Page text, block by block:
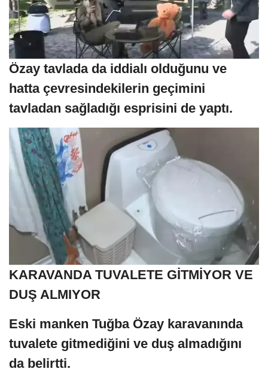
Özay tavlada da iddialı olduğunu ve
hatta çevresindekilerin geçimini
tavladan sağladığı esprisini de yaptı.
KARAVANDA TUVALETE GİTMİYOR VE
DUŞ ALMIYOR
Eski manken Tuğba Özay karavanında
tuvalete gitmediğini ve duş almadığını
da belirtti.